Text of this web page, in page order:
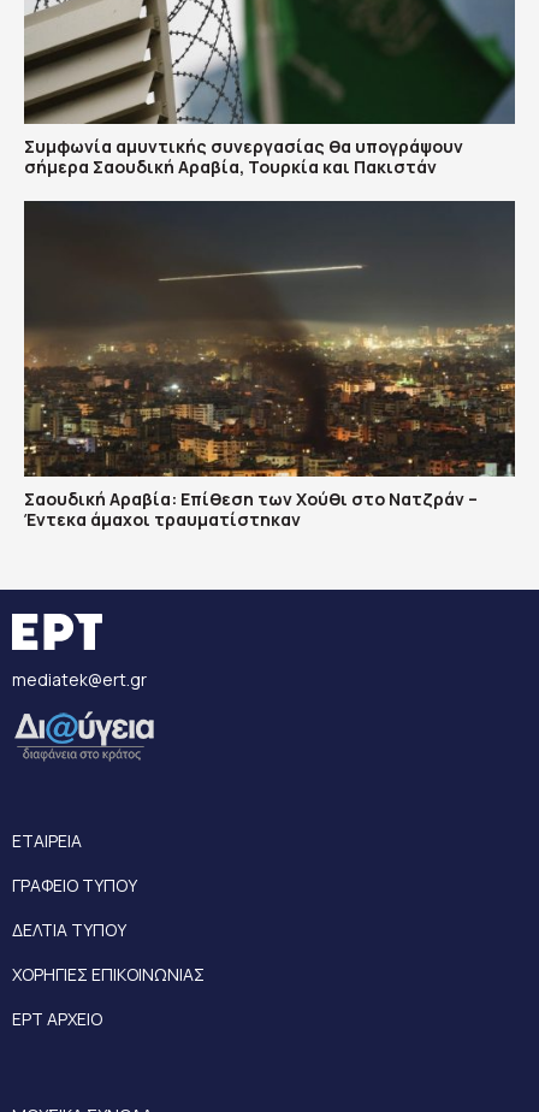
Συμφωνία αμυντικής συνεργασίας θα υπογράψουν
σήμερα Σαουδική Αραβία, Τουρκία και Πακιστάν
Σαουδική Αραβία: Επίθεση των Χούθι στο Νατζράν –
Έντεκα άμαχοι τραυματίστηκαν
mediatek@ert.gr
ΕΤΑΙΡΕΙΑ
ΓΡΑΦΕΙΟ ΤΥΠΟΥ
ΔΕΛΤΙΑ ΤΥΠΟΥ
ΧΟΡΗΓΙΕΣ ΕΠΙΚΟΙΝΩΝΙΑΣ
ΕΡΤ ΑΡΧΕΙΟ